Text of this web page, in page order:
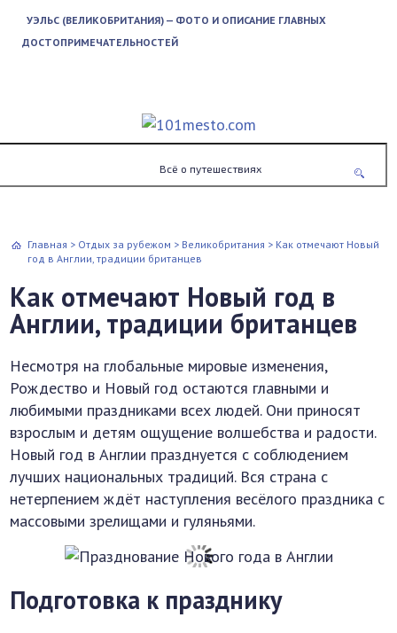
УЭЛЬС (ВЕЛИКОБРИТАНИЯ) — ФОТО И ОПИСАНИЕ ГЛАВНЫХ
ДОСТОПРИМЕЧАТЕЛЬНОСТЕЙ
Всё о путешествиях
Главная > Отдых за рубежом > Великобритания > Как отмечают Новый
год в Англии, традиции британцев
Как отмечают Новый год в
Англии, традиции британцев
Несмотря на глобальные мировые изменения,
Рождество и Новый год остаются главными и
любимыми праздниками всех людей. Они приносят
взрослым и детям ощущение волшебства и радости.
Новый год в Англии празднуется с соблюдением
лучших национальных традиций. Вся страна с
нетерпением ждёт наступления весёлого праздника с
массовыми зрелищами и гуляньями.
Подготовка к празднику